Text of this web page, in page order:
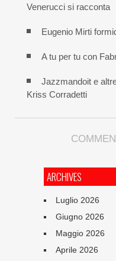
Venerucci si racconta
Eugenio Mirti
A tu per tu con
Jazzmandoit e
Kriss Corradetti
ARCHIVES
Luglio 2026
Giugno 2026
Maggio 2026
Aprile 2026